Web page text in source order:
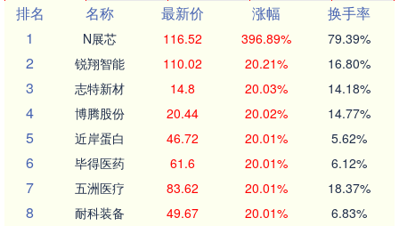
排名
名称 最新价 涨幅
换手率
1
N展芯 116.52 396.89% 79.39%
2 锐翔智能 110.02 20.21% 16.80%
3 志特新材 14.8 20.03% 14.18%
4 博腾股份 20.44 20.02% 14.77%
5 近岸蛋白 46.72 20.01% 5.62%
6 毕得医药 61.6 20.01% 6.12%
7 五洲医疗 83.62 20.01% 18.37%
8 耐科装备 49.67 20.01% 6.83%